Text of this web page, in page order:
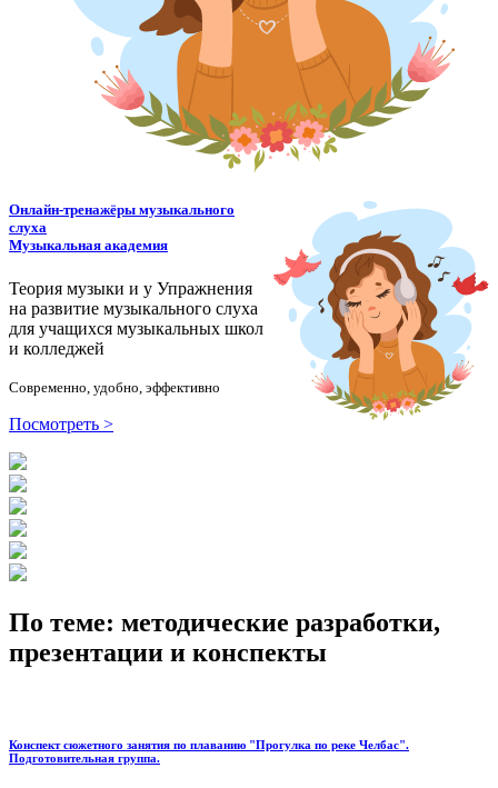
Онлайн-тренажёры музыкального
слуха
Музыкальная академия
Теория музыки и у Упражнения
на развитие музыкального слуха
для учащихся музыкальных школ
и колледжей
Современно, удобно, эффективно
Посмотреть >
По теме: методические разработки,
презентации и конспекты
Конспект сюжетного занятия по плаванию "Прогулка по реке Челбас".
Подготовительная группа.